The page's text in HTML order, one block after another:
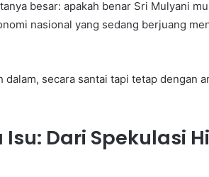
besar: apakah benar Sri Mulyani
nasional yang sedang berjuang
dalam, secara santai tapi tetap dengan
Dari Spekulasi